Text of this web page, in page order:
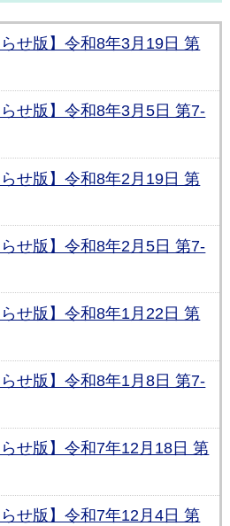
せ版】令和8年3月19日 第
せ版】令和8年3月5日 第7-
せ版】令和8年2月19日 第
せ版】令和8年2月5日 第7-
せ版】令和8年1月22日 第
せ版】令和8年1月8日 第7-
せ版】令和7年12月18日 第
せ版】令和7年12月4日 第